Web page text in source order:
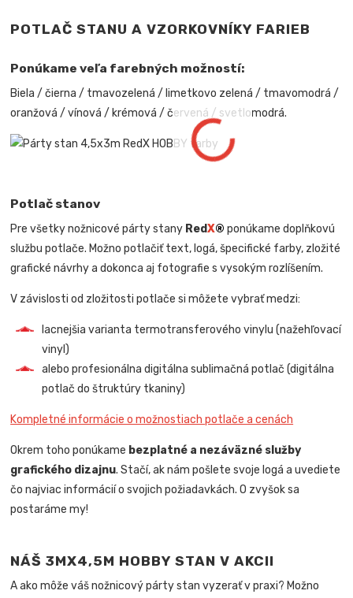
POTLAČ STANU A VZORKOVNÍKY FARIEB
Ponúkame veľa farebných možností:
Biela / čierna / tmavozelená / limetkovo zelená / tmavomodrá /
oranžová / vínová / krémová / červená / svetlomodrá.
Potlač stanov
Pre všetky nožnicové párty stany RedX® ponúkame doplňkovú
službu potlače. Možno potlačiť text, logá, špecifické farby, zložité
grafické návrhy a dokonca aj fotografie s vysokým rozlíšením.
V závislosti od zložitosti potlače si môžete vybrať medzi:
lacnejšia varianta termotransferového vinylu (nažehľovací
vinyl)
alebo profesionálna digitálna sublimačná potlač (digitálna
potlač do štruktúry tkaniny)
Kompletné informácie o možnostiach potlače a cenách
Okrem toho ponúkame bezplatné a nezáväzné služby
grafického dizajnu. Stačí, ak nám pošlete svoje logá a uvediete
čo najviac informácií o svojich požiadavkách. O zvyšok sa
postaráme my!
NÁŠ 3MX4,5M HOBBY STAN V AKCII
A ako môže váš nožnicový párty stan vyzerať v praxi? Možno